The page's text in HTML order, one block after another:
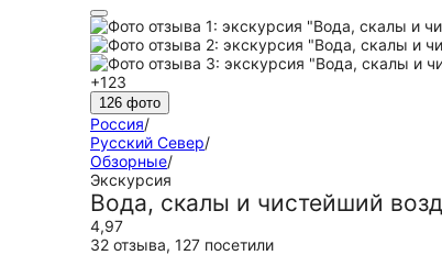
+123
126 фото
Россия/
Русский Север/
Обзорные/
Экскурсия
Вода, скалы и чистейший
4,97
32 отзыва, 127 посетили